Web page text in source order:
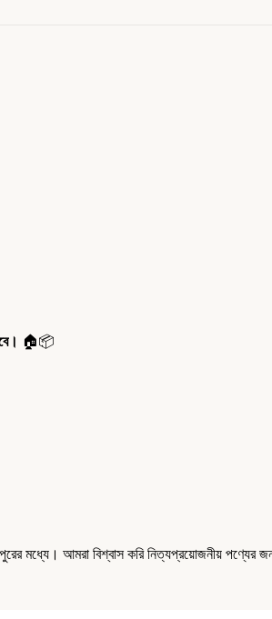
🏠📦
মধ্যে। আমরা বিশ্বাস করি নিত্যপ্রয়োজনীয়